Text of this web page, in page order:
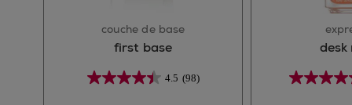
couche de base
first base
4.5 (98)
desk